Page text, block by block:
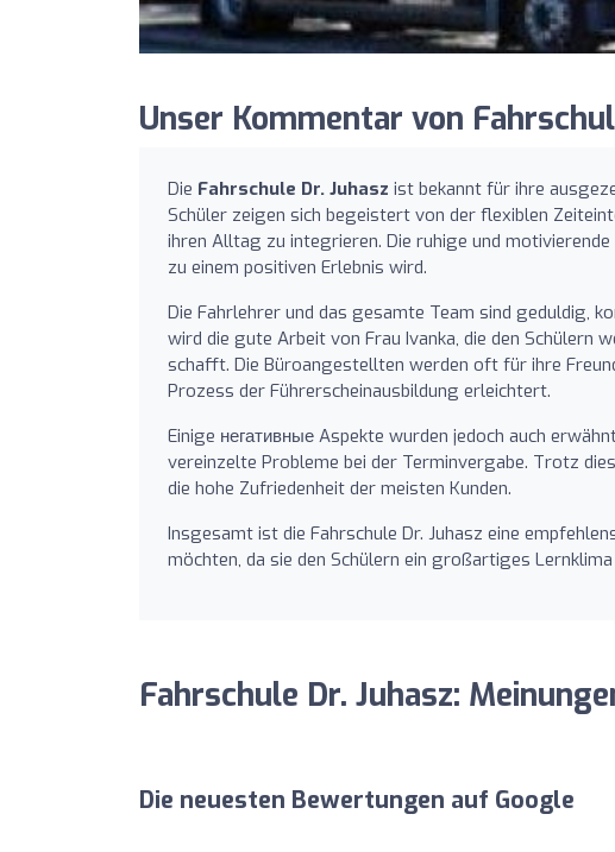
Unser Kommentar von
Die Fahrschule Dr. Juhasz ist bekannt für ihre
Schüler zeigen sich begeistert von der flexiblen
ihren Alltag zu integrieren. Die ruhige und
zu einem positiven Erlebnis wird.
Die Fahrlehrer und das gesamte Team sind geduldig,
wird die gute Arbeit von Frau Ivanka, die den Schülern
schafft. Die Büroangestellten werden oft für ihre
Prozess der Führerscheinausbildung erleichtert.
Einige негативные Aspekte wurden jedoch auch
vereinzelte Probleme bei der Terminvergabe. Trotz
die hohe Zufriedenheit der meisten Kunden.
Insgesamt ist die Fahrschule Dr. Juhasz eine
möchten, da sie den Schülern ein großartiges
Fahrschule Dr. Juhasz:
Die neuesten Bewertungen auf Google